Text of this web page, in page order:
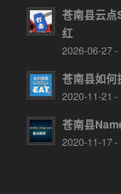
苍南县云点
红
2026-06-27 -
苍南县如何
2020-11-21 -
苍南县
2020-11-17 -